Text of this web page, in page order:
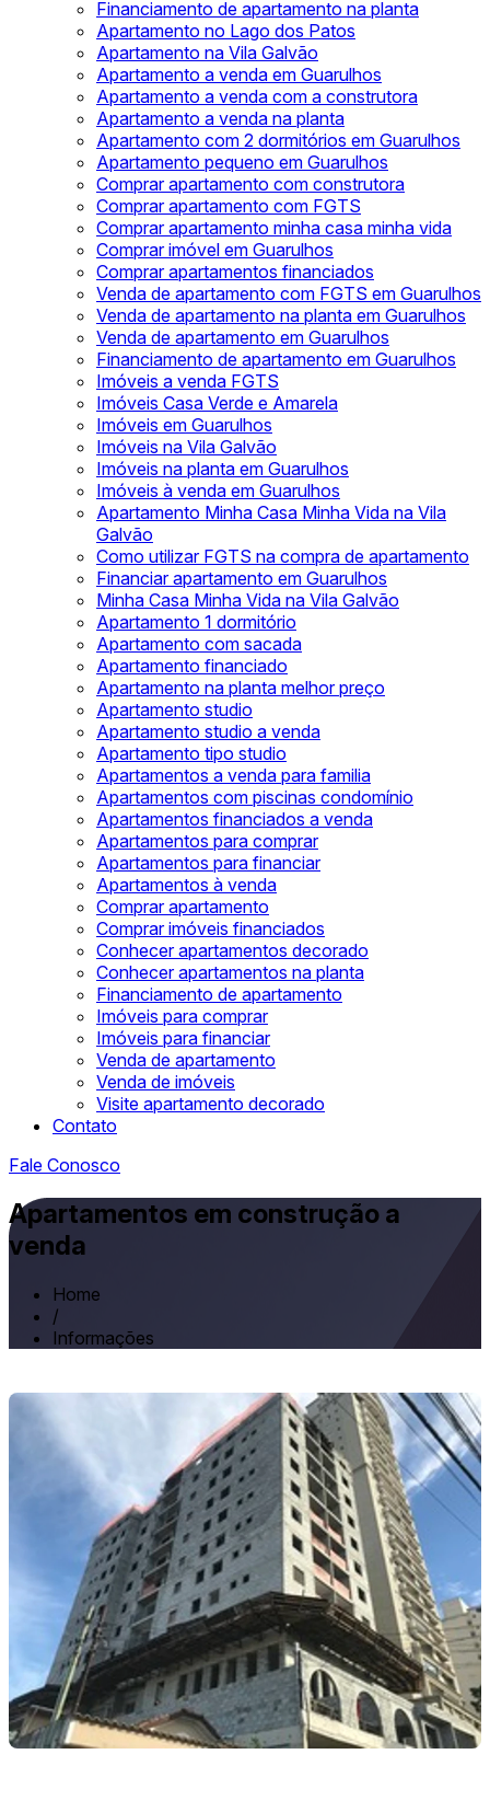
Financiamento de apartamento na planta
Apartamento no Lago dos Patos
Apartamento na Vila Galvão
Apartamento a venda em Guarulhos
Apartamento a venda com a construtora
Apartamento a venda na planta
Apartamento com 2 dormitórios em Guarulhos
Apartamento pequeno em Guarulhos
Comprar apartamento com construtora
Comprar apartamento com FGTS
Comprar apartamento minha casa minha vida
Comprar imóvel em Guarulhos
Comprar apartamentos financiados
Venda de apartamento com FGTS em Guarulhos
Venda de apartamento na planta em Guarulhos
Venda de apartamento em Guarulhos
Financiamento de apartamento em Guarulhos
Imóveis a venda FGTS
Imóveis Casa Verde e Amarela
Imóveis em Guarulhos
Imóveis na Vila Galvão
Imóveis na planta em Guarulhos
Imóveis à venda em Guarulhos
Apartamento Minha Casa Minha Vida na Vila
Galvão
Como utilizar FGTS na compra de apartamento
Financiar apartamento em Guarulhos
Minha Casa Minha Vida na Vila Galvão
Apartamento 1 dormitório
Apartamento com sacada
Apartamento financiado
Apartamento na planta melhor preço
Apartamento studio
Apartamento studio a venda
Apartamento tipo studio
Apartamentos a venda para familia
Apartamentos com piscinas condomínio
Apartamentos financiados a venda
Apartamentos para comprar
Apartamentos para financiar
Apartamentos à venda
Comprar apartamento
Comprar imóveis financiados
Conhecer apartamentos decorado
Conhecer apartamentos na planta
Financiamento de apartamento
Imóveis para comprar
Imóveis para financiar
Venda de apartamento
Venda de imóveis
Visite apartamento decorado
Contato
Fale Conosco
Apartamentos em construção a
venda
Home
/
Informações